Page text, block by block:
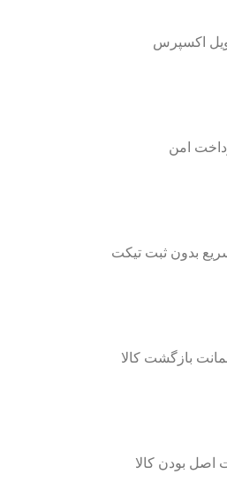
اکسپرس
امن
بدون ثبت تیکت
اصل بودن کالا